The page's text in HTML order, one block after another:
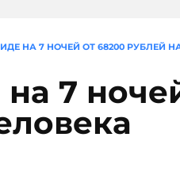
НА 7 НОЧЕЙ ОТ 68200 РУБЛЕЙ
7